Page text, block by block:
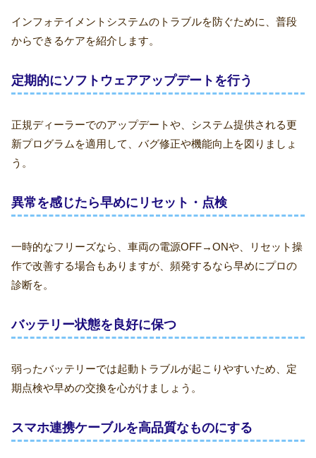
インフォテイメントシステムのトラブルを防ぐために、普段
からできるケアを紹介します。
定期的にソフトウェアアップデートを行う
正規ディーラーでのアップデートや、システム提供される更
新プログラムを適用して、バグ修正や機能向上を図りましょ
う。
異常を感じたら早めにリセット・点検
一時的なフリーズなら、車両の電源OFF→ONや、リセット操
作で改善する場合もありますが、頻発するなら早めにプロの
診断を。
バッテリー状態を良好に保つ
弱ったバッテリーでは起動トラブルが起こりやすいため、定
期点検や早めの交換を心がけましょう。
スマホ連携ケーブルを高品質なものにする